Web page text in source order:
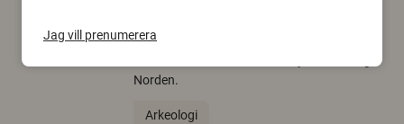
gammal sko. Fyndet bär spår av romerskt
skomode och beskrivs som mycket ovanligt i
Norden.
Arkeologi
Jag vill prenumerera